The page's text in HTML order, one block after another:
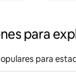
para
para